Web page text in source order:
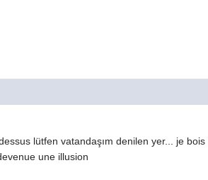
lütfen vatandaşım denilen yer... je
une illusion